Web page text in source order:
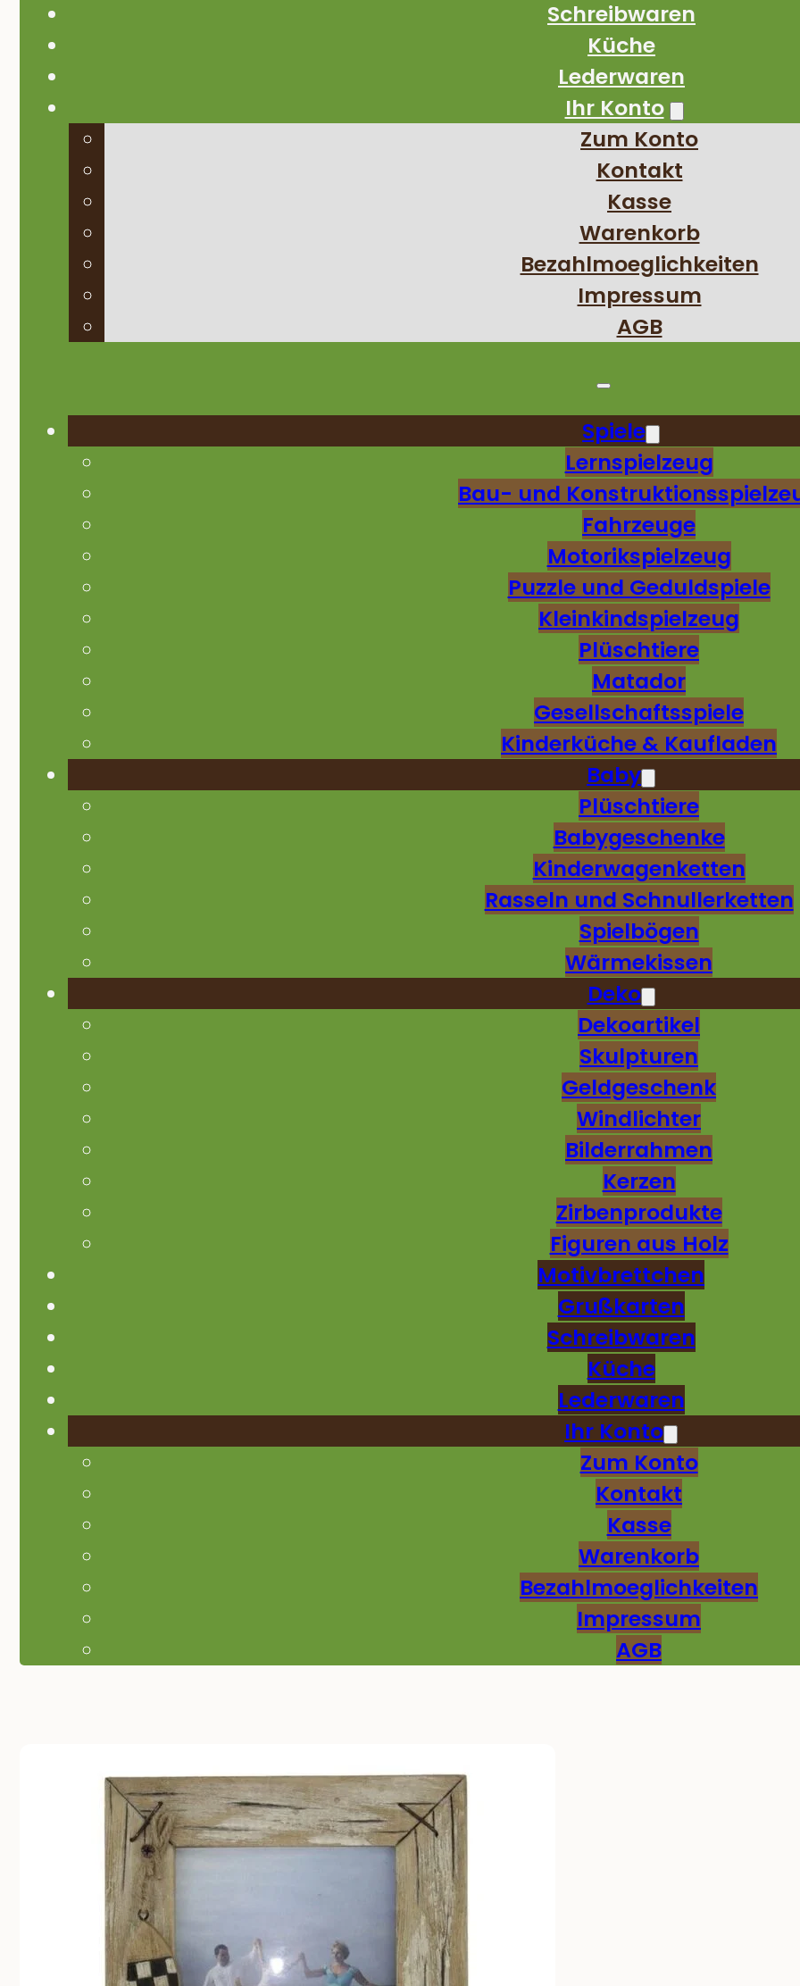
Schreibwaren
Küche
Lederwaren
Ihr Konto
Zum Konto
Kontakt
Kasse
Warenkorb
Bezahlmoeglichkeiten
Impressum
AGB
Spiele
Lernspielzeug
Bau- und
Fahrzeuge
Motorikspielzeug
Puzzle und Geduldspiele
Kleinkindspielzeug
Plüschtiere
Matador
Gesellschaftsspiele
Kinderküche & Kaufladen
Baby
Plüschtiere
Babygeschenke
Kinderwagenketten
Rasseln und Schnullerketten
Spielbögen
Wärmekissen
Deko
Dekoartikel
Skulpturen
Geldgeschenk
Windlichter
Bilderrahmen
Kerzen
Zirbenprodukte
Figuren aus Holz
Motivbrettchen
Grußkarten
Schreibwaren
Küche
Lederwaren
Ihr Konto
Zum Konto
Kontakt
Kasse
Warenkorb
Bezahlmoeglichkeiten
Impressum
AGB